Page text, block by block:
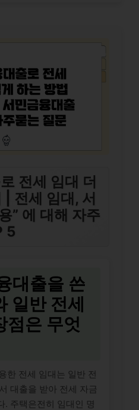
전세 임대 더
전세 임대, 서
” 에 대해 자주
5
대출을 쓴
일반 전세
점은 무엇
한 전세 임대는 일반 전
대출을 받아 전세 자금
. 주택은전히 임대인 명